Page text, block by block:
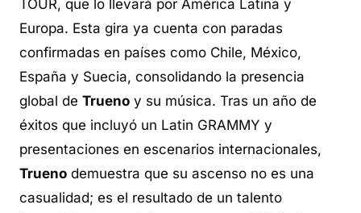
TOUR, que lo llevará por América Latina y
Europa. Esta gira ya cuenta con paradas
confirmadas en países como Chile, México,
España y Suecia, consolidando la presencia
global de Trueno y su música. Tras un año de
éxitos que incluyó un Latin GRAMMY y
presentaciones en escenarios internacionales,
Trueno demuestra que su ascenso no es una
casualidad; es el resultado de un talento